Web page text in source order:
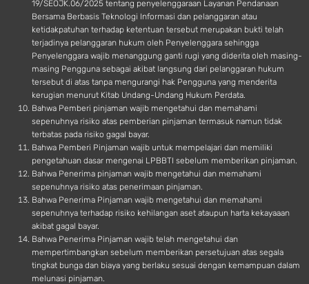
19/SEOJK.06/2025 tentang penyelenggaraan Layanan Pendanaan
Bersama Berbasis Teknologi Informasi dan pelanggaran atau
ketidakpatuhan terhadap ketentuan tersebut merupakan bukti telah
terjadinya pelanggaran hukum oleh Penyelenggara sehingga
Penyelenggara wajib menanggung ganti rugi yang diderita oleh masing-
masing Pengguna sebagai akibat langsung dari pelanggaran hukum
tersebut di atas tanpa mengurangi hak Pengguna yang menderita
kerugian menurut Kitab Undang-Undang Hukum Perdata.
Bahwa Pemberi pinjaman wajib mengetahui dan memahami
sepenuhnya risiko atas pemberian pinjaman termasuk namun tidak
terbatas pada risiko gagal bayar.
Bahwa Pemberi Pinjaman wajib untuk mempelajari dan memiliki
pengetahuan dasar mengenai LPBBTI sebelum memberikan pinjaman.
Bahwa Penerima pinjaman wajib mengetahui dan memahami
sepenuhnya risiko atas penerimaan pinjaman.
Bahwa Penerima Pinjaman wajib mengetahui dan memahami
sepenuhnya terhadap risiko kehilangan aset ataupun harta kekayaaan
akibat gagal bayar.
Bahwa Penerima Pinjaman wajib telah mengetahui dan
mempertimbangkan sebelum memberikan persetujuan atas segala
tingkat bunga dan biaya yang berlaku sesuai dengan kemampuan dalam
melunasi pinjaman.